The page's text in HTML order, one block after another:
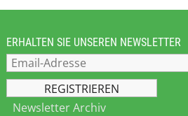
ERHALTEN SIE UNSEREN NEWSLETTER
Newsletter Archiv